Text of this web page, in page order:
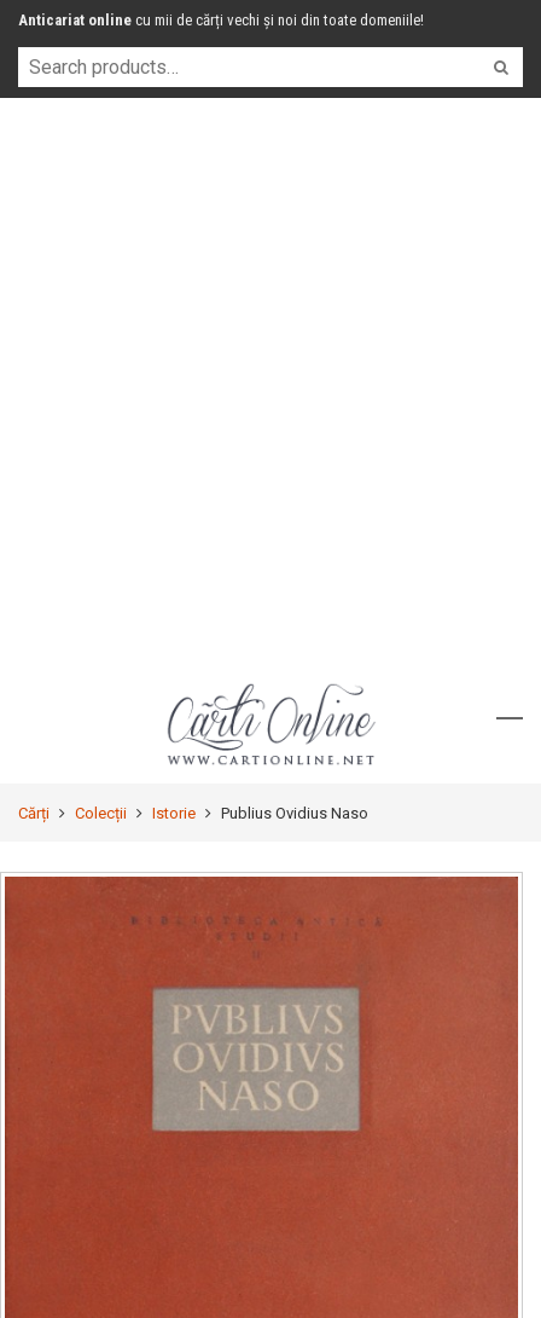
Anticariat online cu mii de cărți vechi și noi din toate domeniile!
Cărți Colecții Istorie Publius Ovidius Naso